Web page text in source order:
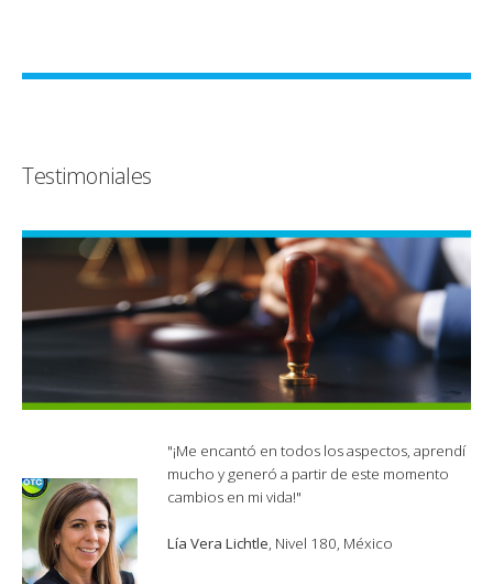
Testimoniales
"¡Me encantó en todos los aspectos, aprendí
mucho y generó a partir de este momento
cambios en mi vida!"
Lía Vera Lichtle, Nivel 180, México